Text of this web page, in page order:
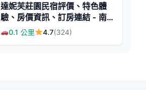
達妮芙莊園民宿評價、特色體
驗、房價資訊、訂房連結 - 南
橫三星登山首選
0.1 公里 4.7(324)